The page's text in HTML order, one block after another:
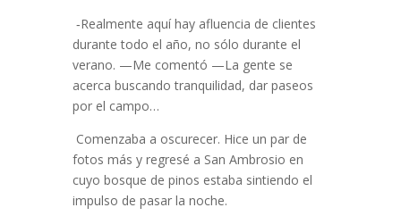
‑Realmente aquí hay afluencia de clientes
durante todo el año, no sólo durante el
verano. —Me comentó —La gente se
acerca buscando tranquilidad, dar paseos
por el campo…
Comenzaba a oscurecer. Hice un par de
fotos más y regresé a San Ambrosio en
cuyo bosque de pinos estaba sintiendo el
impulso de pasar la noche.